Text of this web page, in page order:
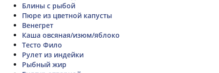
Блины с рыбой
Пюре из цветной капусты
Венегрет
Каша овсяная/изюм/яблоко
Тесто Фило
Рулет из индейки
Рыбный жир